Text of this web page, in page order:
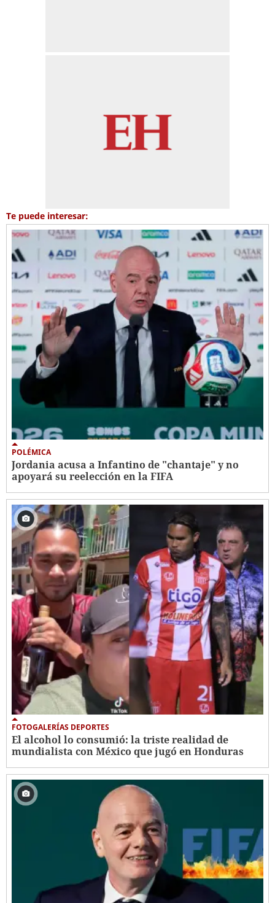
Te puede interesar:
POLÉMICA
Jordania acusa a Infantino de "chantaje" y no
apoyará su reelección en la FIFA
FOTOGALERÍAS DEPORTES
El alcohol lo consumió: la triste realidad de
mundialista con México que jugó en Honduras